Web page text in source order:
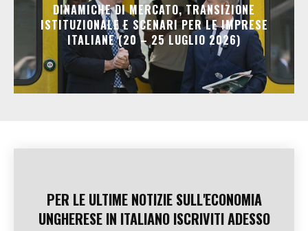
DINAMICHE DI MERCATO, TRANSIZIONE
ISTITUZIONALE E SCENARI PER LE IMPRESE
ITALIANE (20 – 25 LUGLIO 2026)
PER LE ULTIME NOTIZIE SULL'ECONOMIA
UNGHERESE IN ITALIANO ISCRIVITI ADESSO